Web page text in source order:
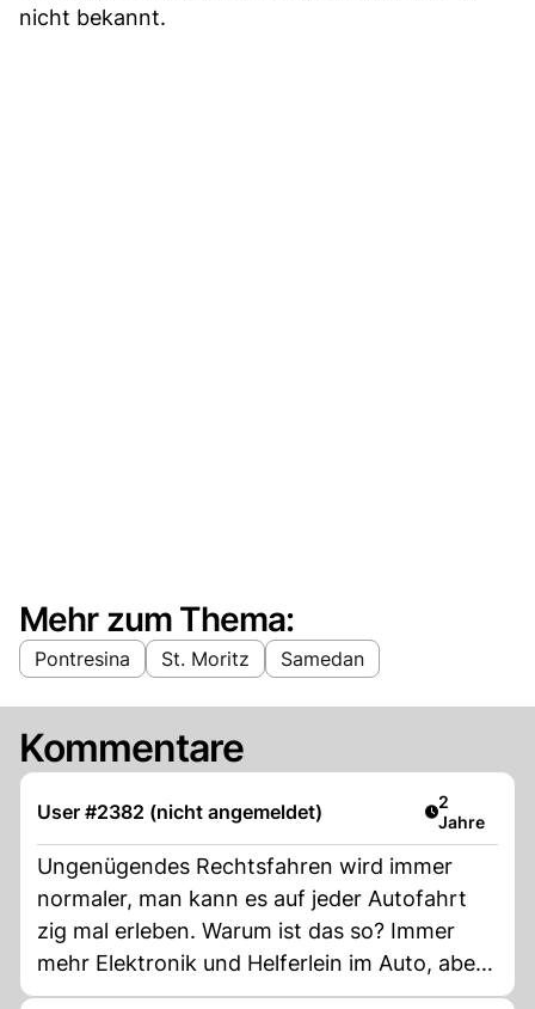
nicht bekannt.
Mehr zum Thema:
Pontresina St. Moritz Samedan
Kommentare
User #2382 (nicht angemeldet) Artikel
2
Jahre
Ungenügendes Rechtsfahren wird immer
normaler, man kann es auf jeder Autofahrt
zig mal erleben. Warum ist das so? Immer
mehr Elektronik und Helferlein im Auto, aber
auch immer mehr Ablenkungen und